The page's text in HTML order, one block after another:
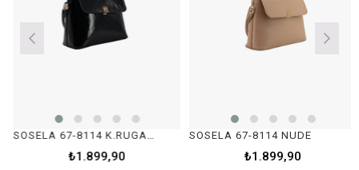
SOSELA 67-8114 K.RUGAN SİYAH
₺1.899,90
SOSELA 67-8114 NUDE
₺1.899,90